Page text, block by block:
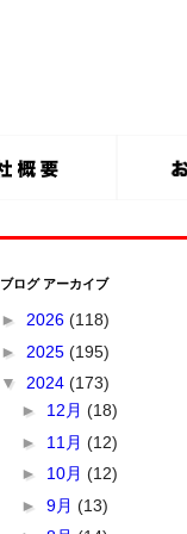
ブログ アーカイブ
► 2026 (118)
► 2025 (195)
▼ 2024 (173)
► 12月 (18)
► 11月 (12)
► 10月 (12)
► 9月 (13)